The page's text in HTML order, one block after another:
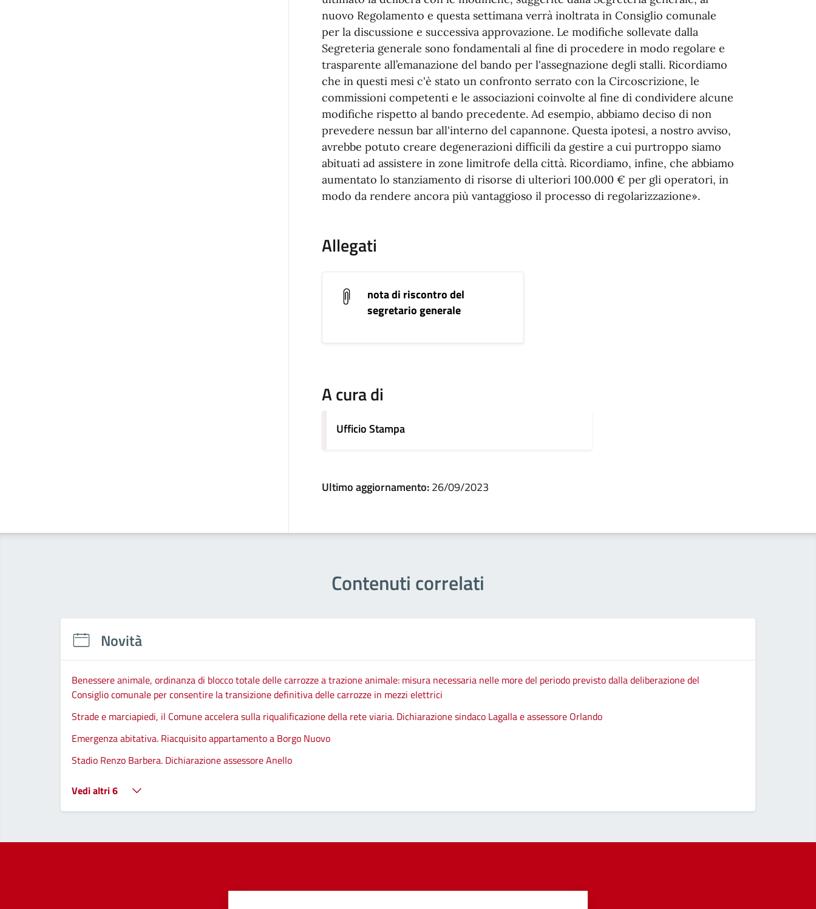
nuovo Regolamento e questa settimana verrà inoltrata in Consiglio comunale
per la discussione e successiva approvazione. Le modifiche sollevate dalla
Segreteria generale sono fondamentali al fine di procedere in modo regolare e
trasparente all’emanazione del bando per l'assegnazione degli stalli. Ricordiamo
che in questi mesi c'è stato un confronto serrato con la Circoscrizione, le
commissioni competenti e le associazioni coinvolte al fine di condividere alcune
modifiche rispetto al bando precedente. Ad esempio, abbiamo deciso di non
prevedere nessun bar all'interno del capannone. Questa ipotesi, a nostro avviso,
avrebbe potuto creare degenerazioni difficili da gestire a cui purtroppo siamo
abituati ad assistere in zone limitrofe della città. Ricordiamo, infine, che abbiamo
aumentato lo stanziamento di risorse di ulteriori 100.000 € per gli operatori, in
modo da rendere ancora più vantaggioso il processo di regolarizzazione».
Allegati
nota di riscontro del
segretario generale
A cura di
Ufficio Stampa
Ultimo aggiornamento:26/09/2023
Contenuti correlati
Novità
Benessere animale, ordinanza di blocco totale delle carrozze a trazione animale: misura necessaria nelle more del periodo previsto dalla deliberazione del
Consiglio comunale per consentire la transizione definitiva delle carrozze in mezzi elettrici
Strade e marciapiedi, il Comune accelera sulla riqualificazione della rete viaria. Dichiarazione sindaco Lagalla e assessore Orlando
Emergenza abitativa. Riacquisito appartamento a Borgo Nuovo
Stadio Renzo Barbera. Dichiarazione assessore Anello
Vedi altri 6